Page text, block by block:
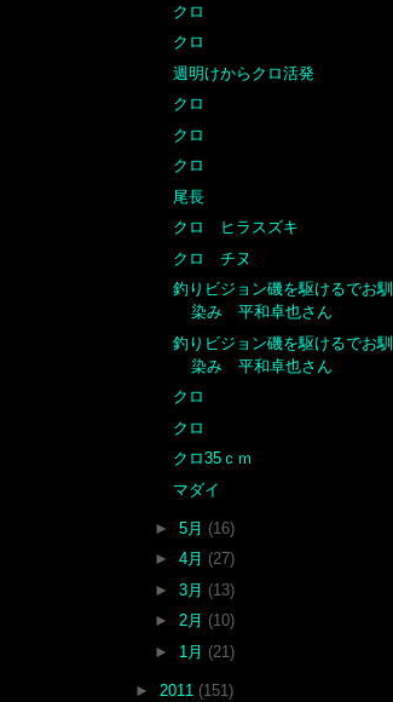
クロ
クロ
週明けからクロ活発
クロ
クロ
クロ
尾長
クロ ヒラスズキ
クロ チヌ
釣りビジョン磯を駆けるでお馴
染み 平和卓也さん
釣りビジョン磯を駆けるでお馴
染み 平和卓也さん
クロ
クロ
クロ35ｃｍ
マダイ
► 5月 (16)
► 4月 (27)
► 3月 (13)
► 2月 (10)
► 1月 (21)
► 2011 (151)